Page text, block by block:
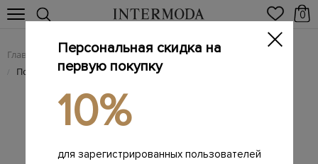
0
Главная Женщинам / Женская одежда / Женские блузы
/ Поло из шерсти и шелкового шифона с вышитым логотипом
Персональная скидка на
первую покупку
10%
для зарегистрированных пользователей